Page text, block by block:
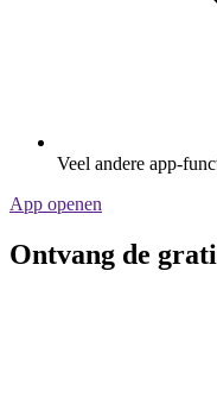
Veel andere app-
App openen
Ontvang de